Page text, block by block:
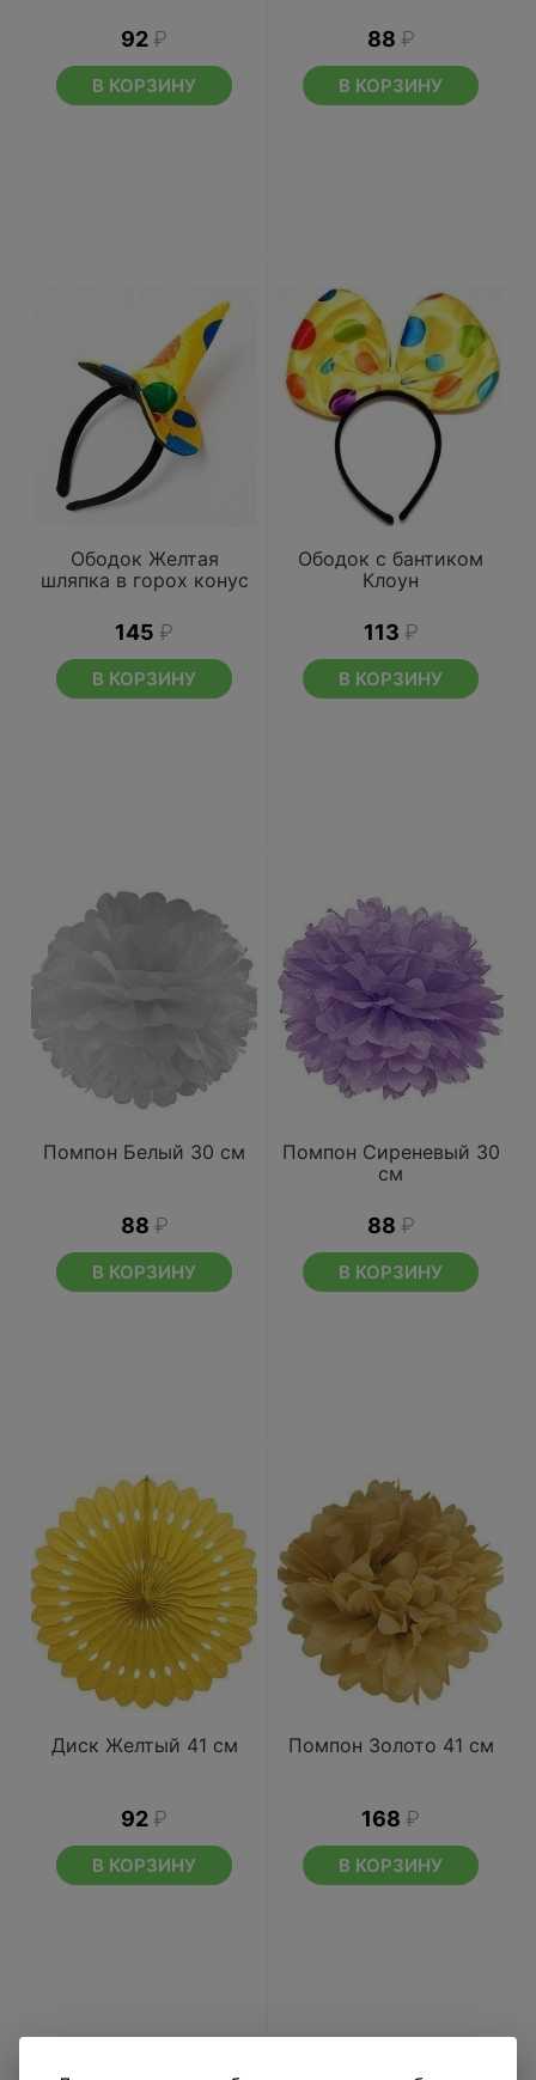
92 ₽
В КОРЗИНУ
88 ₽
В КОРЗИНУ
Ободок Желтая
шляпка в горох конус
145 ₽
В КОРЗИНУ
Ободок с бантиком
Клоун
113 ₽
В КОРЗИНУ
Помпон Белый 30 см
88 ₽
В КОРЗИНУ
Помпон Сиреневый 30
см
88 ₽
В КОРЗИНУ
Диск Желтый 41 см
92 ₽
В КОРЗИНУ
Помпон Золото 41 см
168 ₽
В КОРЗИНУ